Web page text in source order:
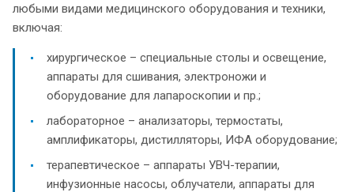
любыми видами медицинского оборудования и техники,
включая:
хирургическое – специальные столы и освещение,
аппараты для сшивания, электроножи и
оборудование для лапароскопии и пр.;
лабораторное – анализаторы, термостаты,
амплификаторы, дистилляторы, ИФА оборудование;
терапевтическое – аппараты УВЧ-терапии,
инфузионные насосы, облучатели, аппараты для